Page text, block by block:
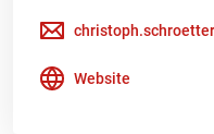
Website